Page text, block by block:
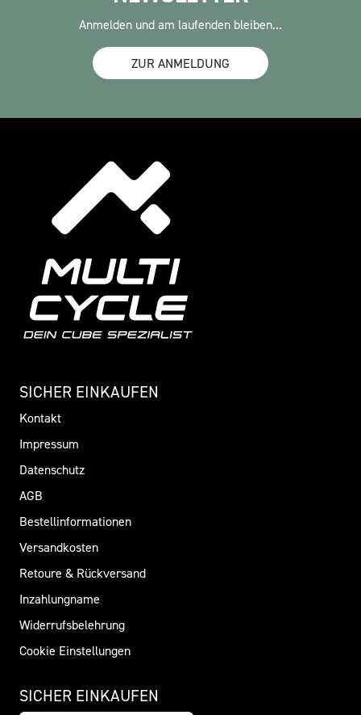
Anmelden und am laufenden bleiben...
ZUR ANMELDUNG
SICHER EINKAUFEN
Kontakt
Impressum
Datenschutz
AGB
Bestellinformationen
Versandkosten
Retoure & Rückversand
Inzahlungname
Widerrufsbelehrung
Cookie Einstellungen
SICHER EINKAUFEN